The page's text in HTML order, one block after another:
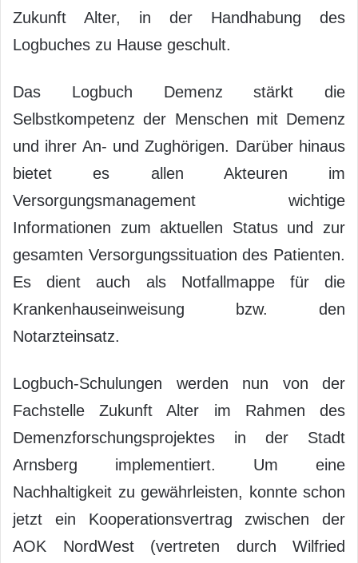
Zukunft Alter, in der Handhabung des
Logbuches zu Hause geschult.
Das Logbuch Demenz stärkt die
Selbstkompetenz der Menschen mit Demenz
und ihrer An- und Zughörigen. Darüber hinaus
bietet es allen Akteuren im
Versorgungsmanagement wichtige
Informationen zum aktuellen Status und zur
gesamten Versorgungssituation des Patienten.
Es dient auch als Notfallmappe für die
Krankenhauseinweisung bzw. den
Notarzteinsatz.
Logbuch-Schulungen werden nun von der
Fachstelle Zukunft Alter im Rahmen des
Demenzforschungsprojektes in der Stadt
Arnsberg implementiert. Um eine
Nachhaltigkeit zu gewährleisten, konnte schon
jetzt ein Kooperationsvertrag zwischen der
AOK NordWest (vertreten durch Wilfried